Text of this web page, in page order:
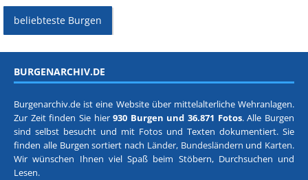
beliebteste Burgen
BURGENARCHIV.DE
Burgenarchiv.de ist eine Website über mittelalterliche Wehranlagen.
Zur Zeit finden Sie hier930 Burgen und 36.871 Fotos. Alle Burgen
sind selbst besucht und mit Fotos und Texten dokumentiert. Sie
finden alle Burgen sortiert nach Länder, Bundesländern und Karten.
Wir wünschen Ihnen viel Spaß beim Stöbern, Durchsuchen und
Lesen.